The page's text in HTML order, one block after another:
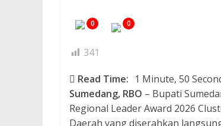
0 0
341
Read Time: 1 Minute, 50
Sumedang, RBO – Bupati
Regional Leader Award 2026
Daerah yang diserahkan